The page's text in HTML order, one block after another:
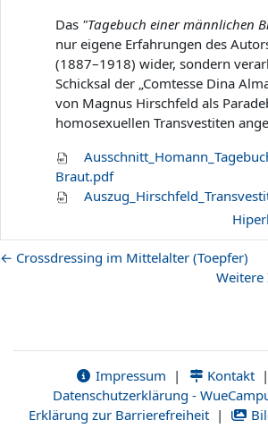
Das "Tagebuch einer männlichen
nur eigene Erfahrungen des
(1887–1918) wider, sondern
Schicksal der „Comtesse Dina
von Magnus Hirschfeld als
homosexuellen Transvestiten
Braut.pdf
← Crossdressing im Mittelalter (Toepfer)
Impressum | Kontakt |
Datenschutzerklärung -
Erklärung zur Barrierefreiheit |